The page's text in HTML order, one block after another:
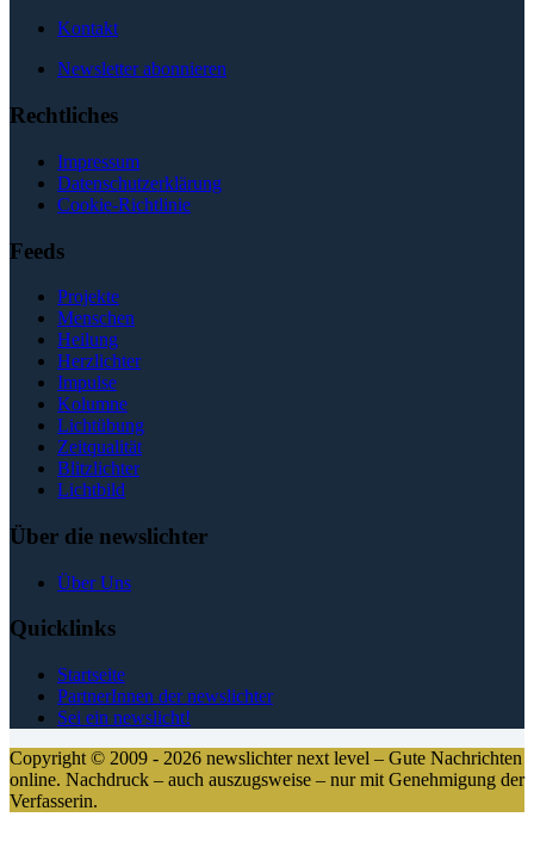
Kontakt
Newsletter abonnieren
Rechtliches
Impressum
Datenschutzerklärung
Cookie-Richtlinie
Feeds
Projekte
Menschen
Heilung
Herzlichter
Impulse
Kolumne
Lichtübung
Zeitqualität
Blitzlichter
Lichtbild
Über die newslichter
Über Uns
Quicklinks
Startseite
PartnerInnen der newslichter
Sei ein newslicht!
Copyright © 2009 - 2026 newslichter next level – Gute Nachrichten
online. Nachdruck – auch auszugsweise – nur mit Genehmigung der
Verfasserin.